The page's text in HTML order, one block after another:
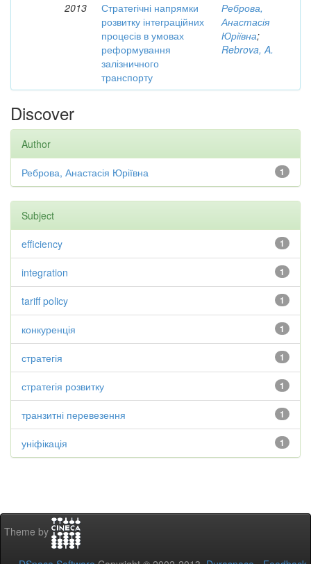
2013
Стратегічні напрямки
розвитку інтеграційних
процесів в умовах
реформування
залізничного
транспорту
Реброва,
Анастасія
Юріївна;
Rebrova, A.
Discover
Author
1
Реброва, Анастасія Юріївна
Subject
1
efficiency
1
integration
1
tariff policy
1
конкуренція
1
стратегія
1
стратегія розвитку
1
транзитні перевезення
1
уніфікація
Theme by